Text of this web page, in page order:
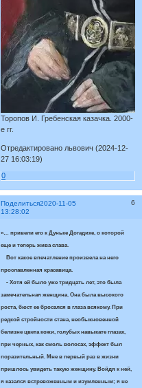
Торопов И. Гребенская казачка. 2000-
е гг.
Отредактировано львович (2024-12-
27 16:03:19)
0
Поделиться 6
2020-11-05
13:28:02
«… привели его к Дуньке Догадихе, о которой
еще и теперь жива слава.
Вот какое впечатление произвела на него
прославленная красавица.
- Хотя ей было уже тридцать лет, это была
замечательная женщина. Она была высокого
роста, бюст ее бросался в глаза всякому. При
редкой стройности стана, необыкновенной
белизне цвета кожи, голубых навыкате глазах,
при черных, как смоль волосах, эффект был
поразительный. Мне в первый раз в жизни
пришлось увидеть такую женщину. Войдя к ней,
я казался встревоженным и изумленным; я не